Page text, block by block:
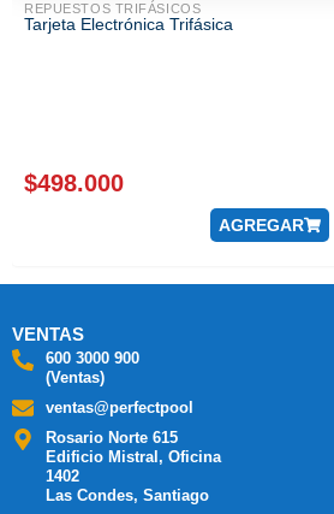
REPUESTOS TRIFÁSICOS
Tarjeta Electrónica Trifásica
$498.000
AGREGAR
VENTAS
600 3000 900
(Ventas)
ventas@perfectpool
Rosario Norte 615
Edificio Mistral, Oficina
1402
Las Condes, Santiago